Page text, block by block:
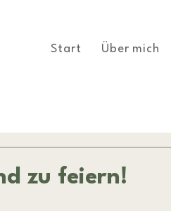
Start Über mich
zu feiern!